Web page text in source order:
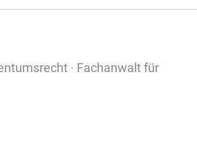
· Fachanwalt für